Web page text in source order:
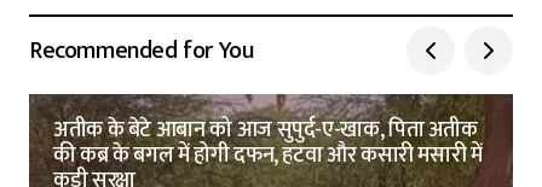
Recommended for You
अतीक के बेटे आबान को आज सुपुर्द-ए-खाक, पिता अतीक
की कब्र के बगल में होगी दफन, हटवा और कसारी मसारी में